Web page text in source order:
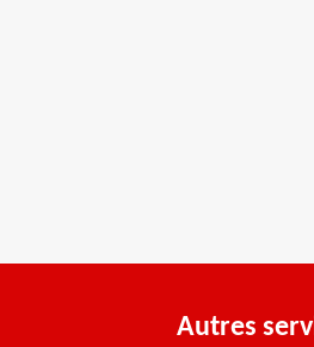
Autres